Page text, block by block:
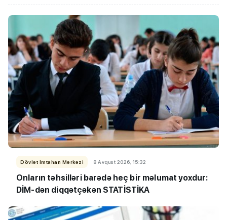
Dövlət İmtahan Mərkəzi 8 Avqust 2026, 15:32
Onların təhsilləri barədə heç bir məlumat yoxdur:
DİM-dən diqqətçəkən STATİSTİKA